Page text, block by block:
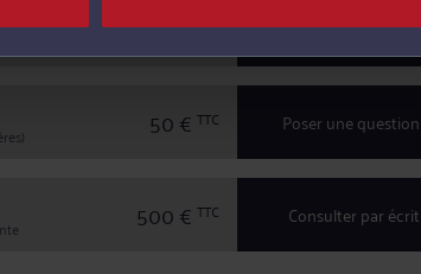
50 €TTC Demander un rappel
50 € TTC Poser une question
500 € TTC Consulter par écrit